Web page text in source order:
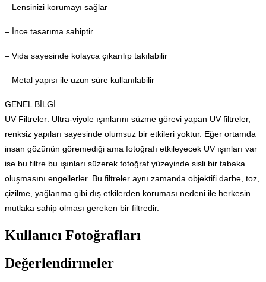
– Lensinizi korumayı sağlar
– İnce tasarıma sahiptir
– Vida sayesinde kolayca çıkarılıp takılabilir
– Metal yapısı ile uzun süre kullanılabilir
GENEL BİLGİ
UV Filtreler: Ultra-viyole ışınlarını süzme görevi yapan UV filtreler,
renksiz yapıları sayesinde olumsuz bir etkileri yoktur. Eğer ortamda
insan gözünün göremediği ama fotoğrafı etkileyecek UV ışınları var
ise bu filtre bu ışınları süzerek fotoğraf yüzeyinde sisli bir tabaka
oluşmasını engellerler. Bu filtreler aynı zamanda objektifi darbe, toz,
çizilme, yağlanma gibi dış etkilerden koruması nedeni ile herkesin
mutlaka sahip olması gereken bir filtredir.
Kullanıcı Fotoğrafları
Değerlendirmeler